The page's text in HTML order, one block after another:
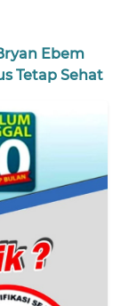
Ebem
Tetap Sehat